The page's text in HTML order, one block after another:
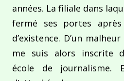
années. La filiale dans
fermé ses portes
d’existence. D’un
me suis alors inscrite
école de journalisme.